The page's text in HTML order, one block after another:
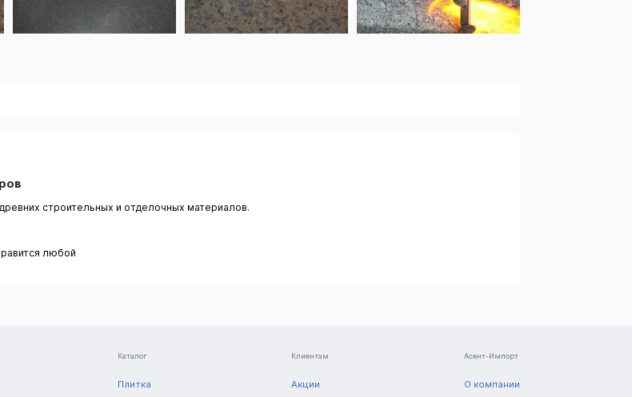
строительных и отделочных материалов.
любой
Каталог
Плитка
Клиентам
Акции
Асент-Импорт
О компании